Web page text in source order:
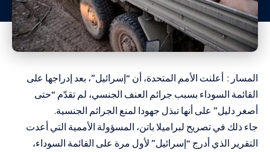
المسار : أعلنت الأمم المتحدة، أن “إسرائيل”، بعد إدراجها على
القائمة السوداء بسبب جرائم العنف الجنسي، لم تقدّم “حتى
أصغر دليل” على أنها تبذل جهودا لمنع الجرائم الجنسية.
جاء ذلك في تصريح لبراميلا باتن، المسؤولة الأممية التي أعدت
التقرير الذي أدرج “إسرائيل” لأول مرة على القائمة السوداء،